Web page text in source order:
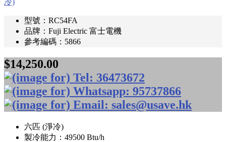
型號：RC54FA
品牌：Fuji Electric 富士電機
參考編碼：5866
$14,250.00
六匹 (淨冷)
製冷能力：49500 Btu/h